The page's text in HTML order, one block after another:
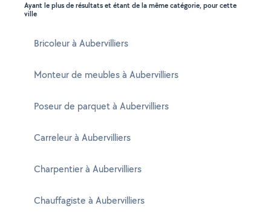
Ayant le plus de résultats et étant de la même catégorie, pour cette
ville
Bricoleur à Aubervilliers
Monteur de meubles à Aubervilliers
Poseur de parquet à Aubervilliers
Carreleur à Aubervilliers
Charpentier à Aubervilliers
Chauffagiste à Aubervilliers